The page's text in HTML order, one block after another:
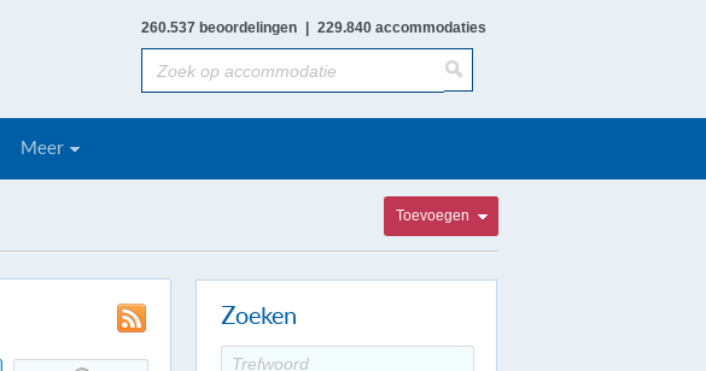
260.537 beoordelingen 229.840 accommodaties
Meer
Toevoegen
Zoeken